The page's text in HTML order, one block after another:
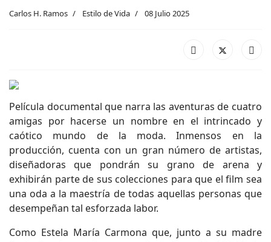
Carlos H. Ramos Estilo de Vida 08 Julio 2025
Película documental que narra las aventuras de cuatro
amigas por hacerse un nombre en el intrincado y
caótico mundo de la moda. Inmensos en la
producción, cuenta con un gran número de artistas,
diseñadoras que pondrán su grano de arena y
exhibirán parte de sus colecciones para que el film sea
una oda a la maestría de todas aquellas personas que
desempeñan tal esforzada labor.
Como Estela María Carmona que, junto a su madre